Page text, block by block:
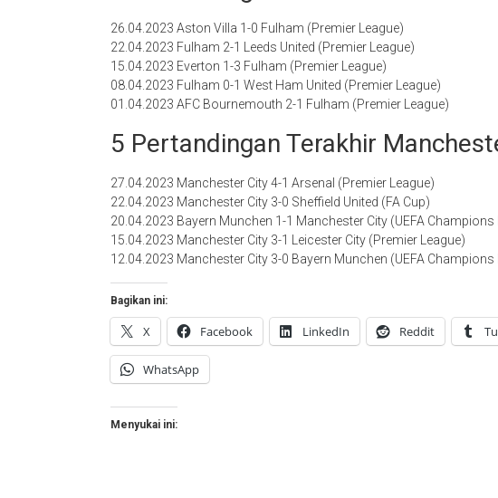
26.04.2023 Aston Villa 1-0 Fulham (Premier League)
22.04.2023 Fulham 2-1 Leeds United (Premier League)
15.04.2023 Everton 1-3 Fulham (Premier League)
08.04.2023 Fulham 0-1 West Ham United (Premier League)
01.04.2023 AFC Bournemouth 2-1 Fulham (Premier League)
5 Pertandingan Terakhir
27.04.2023 Manchester City 4-1 Arsenal (Premier League)
22.04.2023 Manchester City 3-0 Sheffield United (FA Cup)
20.04.2023 Bayern Munchen 1-1 Manchester City (UEFA Champions
15.04.2023 Manchester City 3-1 Leicester City (Premier League)
12.04.2023 Manchester City 3-0 Bayern Munchen (UEFA Champions
Bagikan ini:
X Facebook LinkedIn Reddit
WhatsApp
Menyukai ini: